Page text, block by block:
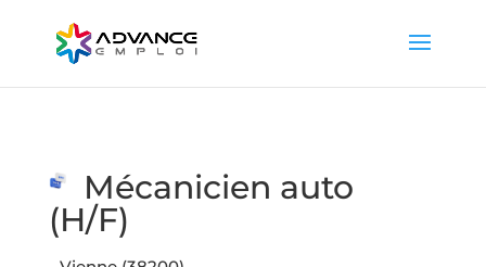
Mécanicien auto
(H/F)